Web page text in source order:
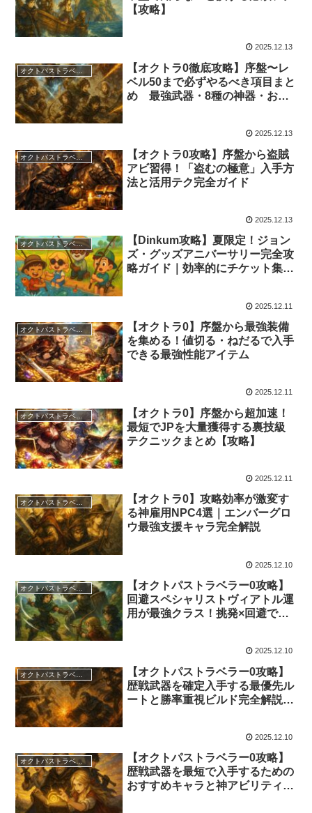
【攻略】
2025.12.13
オクトパストラベラーズ0
【オクトラ0徹底攻略】序盤〜レ
ベル50まで必ずやるべき項目まと
め 最強武器・8種の神器・おす
2025.12.13
オクトパストラベラーズ0
【オクトラ0攻略】序盤から盗賊
アビ習得！「盗むの極意」入手方
法と活用テク完全ガイド
2025.12.13
オクトパストラベラーズ0
【Dinkum攻略】夏限定！ジョン
ズ・グッズアニバーサリー完全攻
略ガイド｜効率的にチケット集め
2025.12.11
オクトパストラベラーズ0
【オクトラ0】序盤から最強装備
を集める！値切る・ねだるで入手
できる最強性能アイテム
2025.12.11
オクトパストラベラーズ0
【オクトラ0】序盤から超加速！
最短でJPを大量獲得する裏技級
テクニックまとめ【攻略】
2025.12.11
オクトパストラベラーズ0
【オクトラ0】攻略効率が激変す
る神雇用NPC4選｜エンバーグロ
ウ最強支援キャラ完全解説
2025.12.10
オクトパストラベラーズ0
【オクトパストラベラー0攻略】
回避スペシャリストヴィアトル運
用が最強クラス！挑発×回避で被
2025.12.10
オクトパストラベラーズ0
【オクトパストラベラー0攻略】
歴戦武器を確定入手する最優先ル
ートと勝率重視ビルド完全解説
2025.12.10
オクトパストラベラーズ0
【オクトパストラベラー0攻略】
歴戦武器を最短で入手するための
おすすめキャラと神アビリティ